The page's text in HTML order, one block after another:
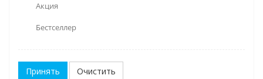
Акция
Бестселлер
Очистить